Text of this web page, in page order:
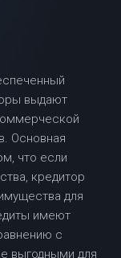
выдают
Основная
что если
кредитор
для
имеют
с
выгодными для